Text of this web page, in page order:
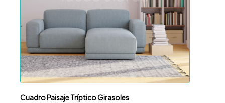
Cuadro Paisaje Tríptico Girasoles